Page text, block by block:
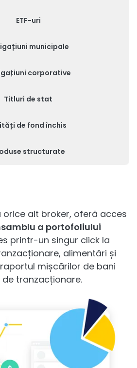
ETF-uri
municipale
corporative
Titluri de stat
de fond închis
structurate
orice alt broker, oferă acces
a portofoliului
printr-un singur click la
alimentări și
mișcărilor de bani
tranzacționare.